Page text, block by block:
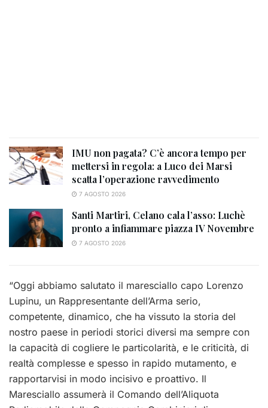
IMU non pagata? C’è ancora tempo per
mettersi in regola: a Luco dei Marsi
scatta l’operazione ravvedimento
7 AGOSTO 2026
Santi Martiri, Celano cala l’asso: Luchè
pronto a infiammare piazza IV Novembre
7 AGOSTO 2026
“Oggi abbiamo salutato il maresciallo capo Lorenzo
Lupinu, un Rappresentante dell’Arma serio,
competente, dinamico, che ha vissuto la storia del
nostro paese in periodi storici diversi ma sempre con
la capacità di cogliere le particolarità, e le criticità, di
realtà complesse e spesso in rapido mutamento, e
rapportarvisi in modo incisivo e proattivo. Il
Maresciallo assumerà il Comando dell’Aliquota